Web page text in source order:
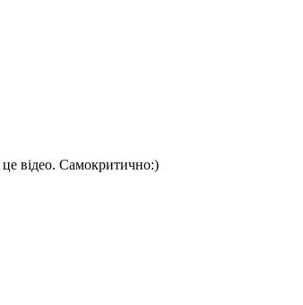
відео. Самокритично:)